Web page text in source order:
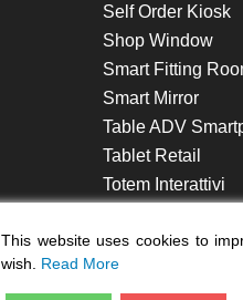
Self Order Kiosk
Shop Window
Smart Fitting
Smart Mirror
Table ADV
Tablet Retail
Totem Interattivi
This website uses cookies to
wish. Read More